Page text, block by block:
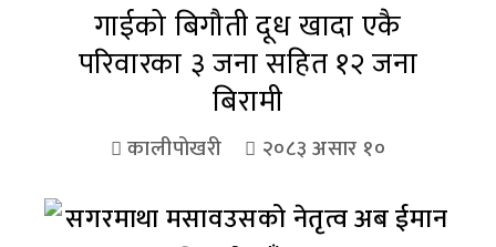
गाईको बिगौती दूध खादा एकै
परिवारका ३ जना सहित १२ जना
बिरामी
कालीपोखरी २०८३ असार १०